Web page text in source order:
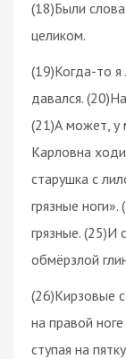
(18)Были
целиком.
(19)Когда-то я
давался.
(21)А может, у
Карловна
старушка с
грязные
грязные. (25)И
обмёрзлой
(26)Кирзовые
на правой
ступая на